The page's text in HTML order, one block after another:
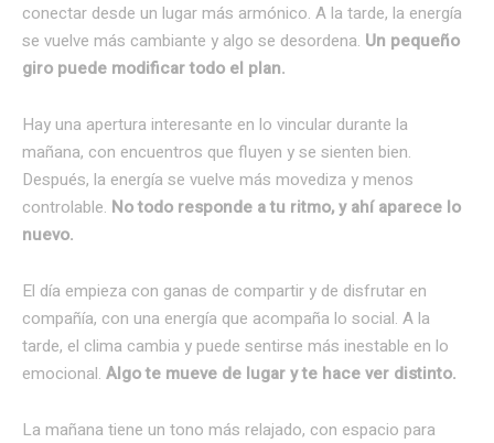
conectar desde un lugar más armónico. A la tarde, la energía
se vuelve más cambiante y algo se desordena. Un pequeño
giro puede modificar todo el plan.
Hay una apertura interesante en lo vincular durante la
mañana, con encuentros que fluyen y se sienten bien.
Después, la energía se vuelve más movediza y menos
controlable. No todo responde a tu ritmo, y ahí aparece lo
nuevo.
El día empieza con ganas de compartir y de disfrutar en
compañía, con una energía que acompaña lo social. A la
tarde, el clima cambia y puede sentirse más inestable en lo
emocional. Algo te mueve de lugar y te hace ver distinto.
La mañana tiene un tono más relajado, con espacio para